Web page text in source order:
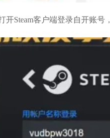
开Steam客户端登录自开账号，